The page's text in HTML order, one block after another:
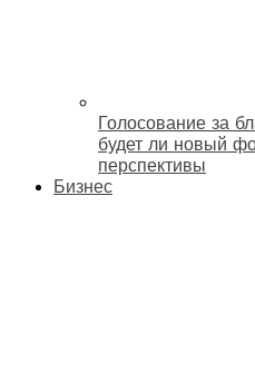
Голосование за
будет ли новый
перспективы
Бизнес